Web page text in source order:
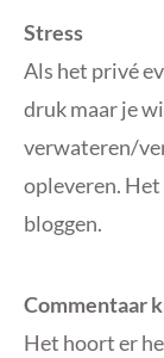
Stress
Als het privé
druk maar je
verwateren/
opleveren.
bloggen.
Commentaar
Het hoort er